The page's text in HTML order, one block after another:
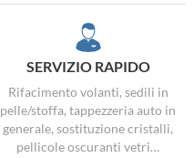
SERVIZIO RAPIDO
Rifacimento volanti, sedili in
pelle/stoffa, tappezzeria auto in
generale, sostituzione cristalli,
pellicole oscuranti vetri…